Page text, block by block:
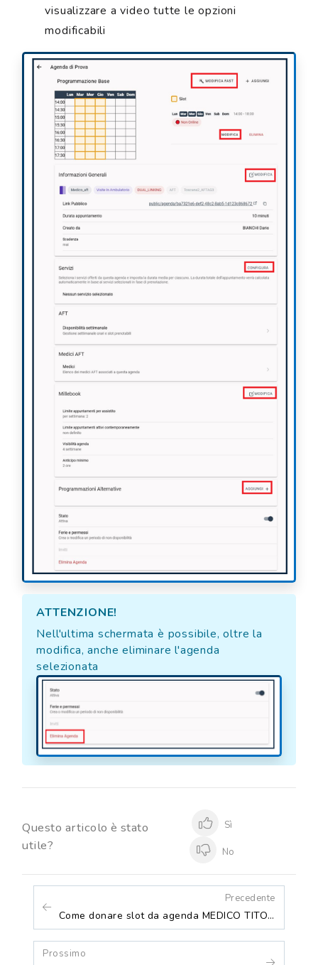
visualizzare a video tutte le opzioni
modificabili
ATTENZIONE!
Nell'ultima schermata è possibile, oltre la
modifica, anche eliminare l'agenda
selezionata
Questo articolo è stato
utile?
Sì
No
Precedente
Come donare slot da agenda MEDICO TITOLARE ad agenda MEDICO AFT
Prossimo